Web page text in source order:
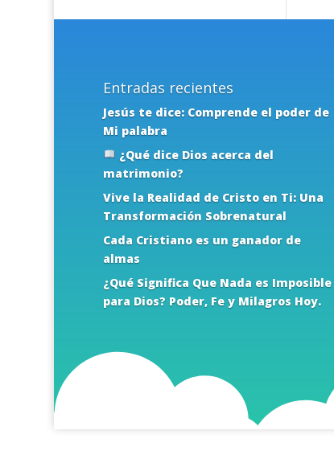
Entradas recientes
Jesús te dice: Comprende el poder de
Mi palabra
¿Qué dice Dios acerca del
matrimonio?
Vive la Realidad de Cristo en Ti: Una
Transformación Sobrenatural
Cada Cristiano es un ganador de
almas
¿Qué Significa Que Nada es Imposible
para Dios? Poder, Fe y Milagros Hoy.